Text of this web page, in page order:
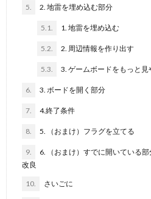
5. 2. 地雷を埋め込む部分
5.1. 1. 地雷を埋め込む
5.2. 2. 周辺情報を作り出す
5.3. 3. ゲームボードをもっと
6. 3. ボードを開く部分
7. 4.終了条件
8. 5. （おまけ）フラグを立てる
9.
6. （おまけ）すでに開いている
改良
10. さいごに